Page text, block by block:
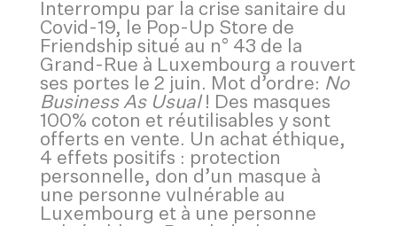
Interrompu par la crise sanitaire du
Covid-19, le Pop-Up Store de
Friendship situé au n° 43 de la
Grand-Rue à Luxembourg a rouvert
ses portes le 2 juin. Mot d’ordre: No
Business As Usual ! Des masques
100% coton et réutilisables y sont
offerts en vente. Un achat éthique,
4 effets positifs : protection
personnelle, don d’un masque à
une personne vulnérable au
Luxembourg et à une personne